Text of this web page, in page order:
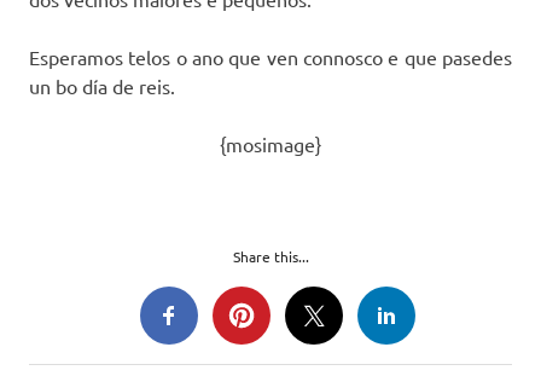
Esperamos telos o ano que ven connosco e que pasedes
un bo día de reis.
{mosimage}
Share this...